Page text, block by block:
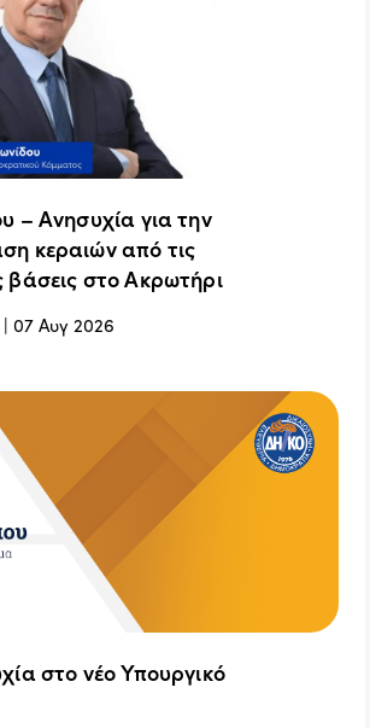
– Ανησυχία για την
κεραιών από τις
βάσεις στο Ακρωτήρι
|07 Αυγ 2026
στο νέο Υπουργικό